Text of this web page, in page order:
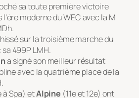
sa toute première victoire
moderne du WEC avec la M
hissé sur la troisième marche du
499P LMH.
a signé son meilleur résultat
avec la quatrième place de la
à Spa) etAlpine (11e et 12e) ont